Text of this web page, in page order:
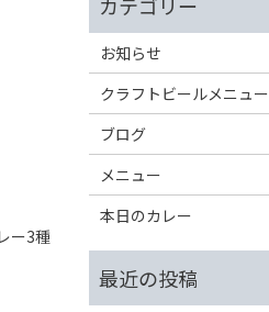
ー3種
お知らせ
クラフトビールメニュー
ブログ
メニュー
本日のカレー